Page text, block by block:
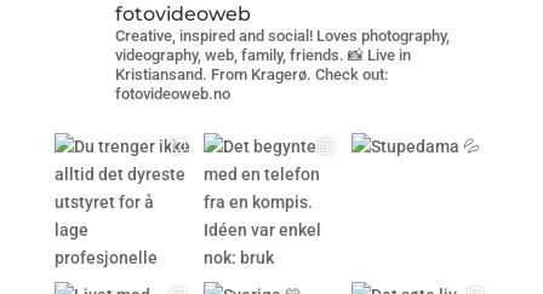
fotovideoweb
Creative, inspired and social! Loves photography,
videography, web, family, friends. 📸 Live in
Kristiansand. From Kragerø. Check out:
fotovideoweb.no